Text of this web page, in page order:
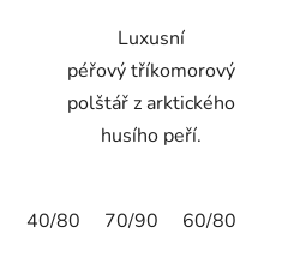
Luxusní
péřový tříkomorový
polštář z arktického
husího peří.
40/80 70/90 60/80